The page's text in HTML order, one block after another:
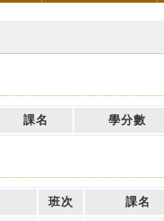
課名 學分數
班次 課名